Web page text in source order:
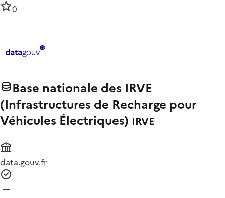
0
Base nationale des IRVE
(Infrastructures de Recharge pour
Véhicules Électriques) IRVE
data.gouv.fr